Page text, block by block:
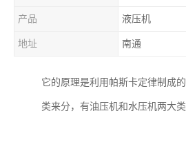
产品 液压机
地址 南通
它的原理是利用帕斯卡定律制成
类来分，有油压机和水压机两大类